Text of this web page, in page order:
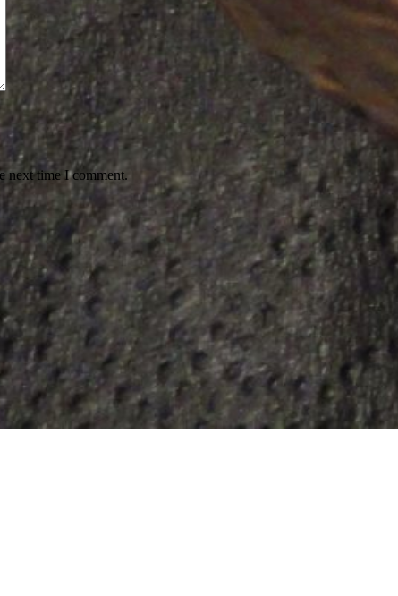
next time I comment.